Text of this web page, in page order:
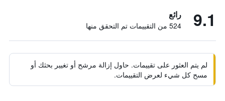
9.1 رائع
524 من التقييمات تم التحقق منها
لم يتم العثور على تقييمات. حاول إزالة مرشح أو تغيير بحثك أو
مسح كل شيء لعرض التقييمات.